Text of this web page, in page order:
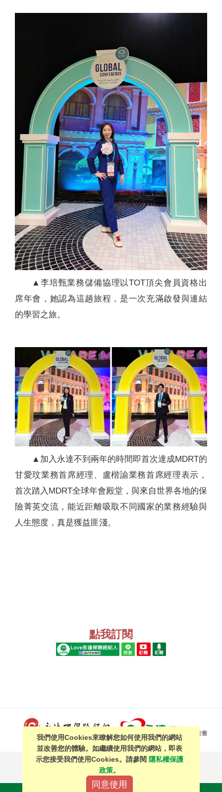
▲李培甄業務儲備協理以TOT頂尖會員資格出
席年會，她認為這趟旅程，是一次充滿啟發與連結
的學習之旅。
▲加入永達不到兩年的時間即首次達成MDRT的
甘愛玟業務首席經理、盧楷諭業務首席經理表示，
首次踏入MDRT全球年會殿堂，與來自世界各地的保
險菁英交流，能近距離吸取不同國家的業務經驗與
人生態度，真是獲益匪淺。
點我訂閱
PAGE TOP
我們使用Cookies來瞭解您如何使用我們的網站
並改善您的體驗。如繼續使用我們的網站，即表
示您接受我們使用Cookies。請參閱 隱私權保護
政策。
同意使用